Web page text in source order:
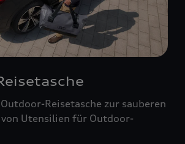
Reisetasche zur sauberen
Utensilien für Outdoor-